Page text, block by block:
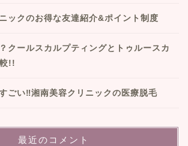
ックのお得な友達紹介&ポイント制度
クールスカルプティングとトゥルースカ
!!
ごい‼︎湘南美容クリニックの医療脱毛
最近のコメント